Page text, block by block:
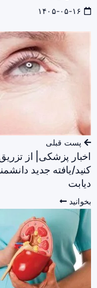
پست قبلی
اخبار پزشکی| از
کنید/یافته جدید
دیابت
بخوانید